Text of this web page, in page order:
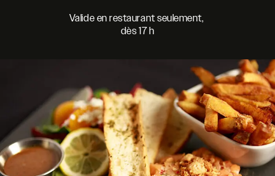
Valide en restaurant seulement,
dès 17 h